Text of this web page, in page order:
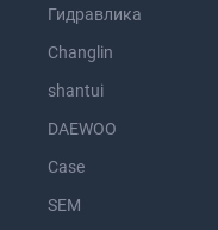
Гидравлика
Changlin
shantui
DAEWOO
Case
SEM